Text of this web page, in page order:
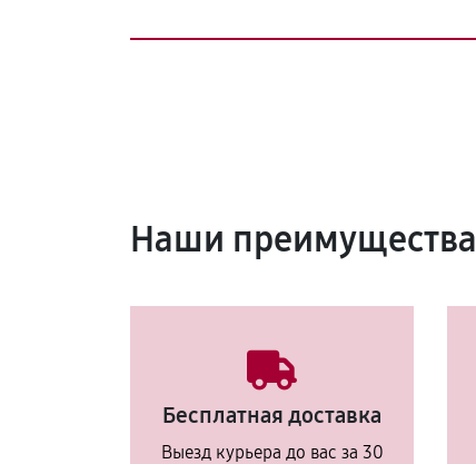
Наши преимущества
Бесплатная доставка
Выезд курьера до вас за 30